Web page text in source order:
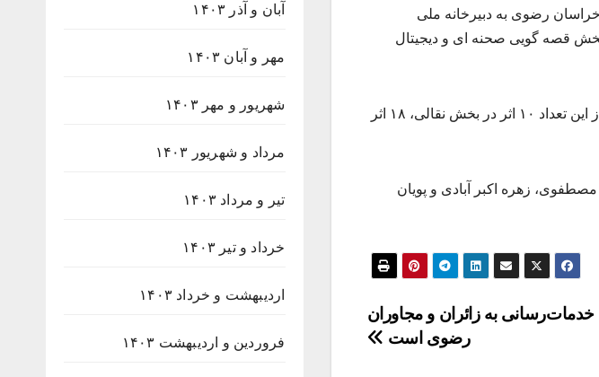
ملی قصه گویی «نهال امید» ۹۳ اثر از استان خراسان رضوی به دبیرخانه ملی
مربوط به بخش نقالی و ۶۰ اثر نیز مربوط به بخش قصه گویی صحنه ای و دیجیتال
پس از داوری‌های انجام شده، در نهایت ۳۶ اثر به بخش داوری استانی جشنواره راه یافتند که از این تعداد ۱۰ اثر در بخش نقالی، ۱۸ اثر
مصطفوی، زهره اکبر آبادی و پویان
به زائران و مجاوران
رضوی است
آبان و آذر ۱۴۰۳
مهر و آبان ۱۴۰۳
شهریور و مهر ۱۴۰۳
مرداد و شهریور ۱۴۰۳
تیر و مرداد ۱۴۰۳
خرداد و تیر ۱۴۰۳
اردیبهشت و خرداد ۱۴۰۳
فروردین و اردیبهشت ۱۴۰۳